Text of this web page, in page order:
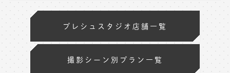
プレシュスタジオ店舗一覧
撮影シーン別プラン一覧